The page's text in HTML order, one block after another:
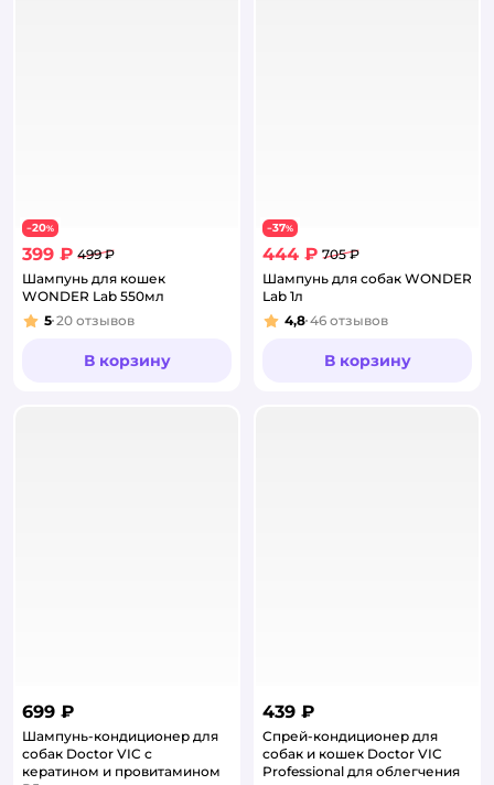
−20%
399 ₽ 499 ₽
Шампунь для кошек
WONDER Lab 550мл
Рейтинг:
5 20 отзывов
В корзину
−37%
444 ₽ 705 ₽
Шампунь для собак WONDER
Lab 1л
Рейтинг:
4,8 46 отзывов
В корзину
699 ₽
Шампунь-кондиционер для
собак Doctor VIC с
кератином и провитамином
439 ₽
Спрей-кондиционер для
собак и кошек Doctor VIC
Professional для облегчения